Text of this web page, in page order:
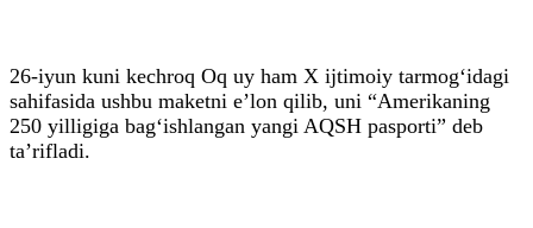
26-iyun kuni kechroq Oq uy ham X ijtimoiy tarmog‘idagi
sahifasida ushbu maketni e’lon qilib, uni “Amerikaning
250 yilligiga bag‘ishlangan yangi AQSH pasporti” deb
ta’rifladi.